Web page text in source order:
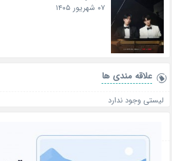
۰۷ شهریور ۱۴۰۵
علاقه‌ مندی ها
لیستی وجود ندارد